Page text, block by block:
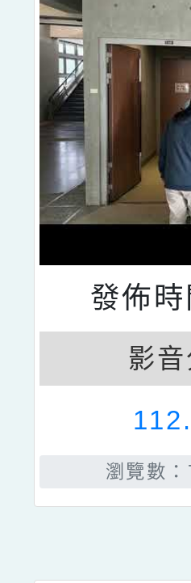
發佈
影音
瀏覽數